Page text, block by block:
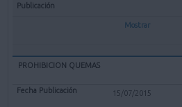
Mostrar
PROHIBICION QUEMAS
15/07/2015